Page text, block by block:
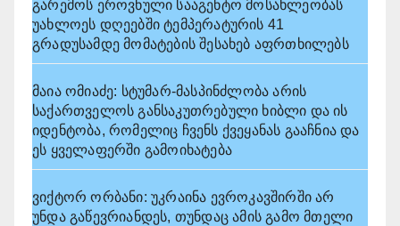
გარემოს ეროვნული სააგენტო მოსახლეობას
უახლოეს დღეებში ტემპერატურის 41
გრადუსამდე მომატების შესახებ აფრთხილებს
მაია ომიაძე: სტუმარ-მასპინძლობა არის
საქართველოს განსაკუთრებული ხიბლი და ის
იდენტობა, რომელიც ჩვენს ქვეყანას გააჩნია და
ეს ყველაფერში გამოიხატება
ვიქტორ ორბანი: უკრაინა ევროკავშირში არ
უნდა გაწევრიანდეს, თუნდაც ამის გამო მთელი